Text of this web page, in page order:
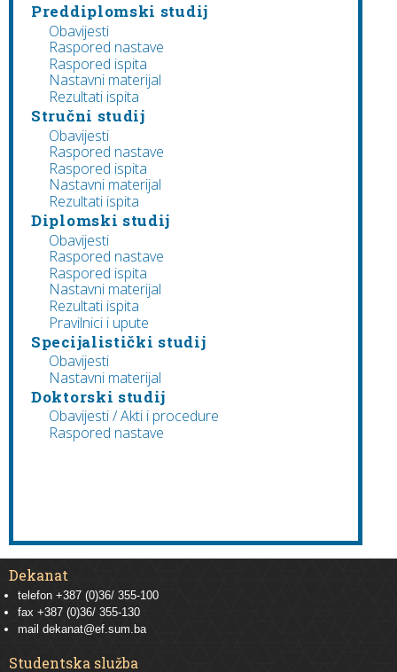
Preddiplomski studij
Obavijesti
Raspored nastave
Raspored ispita
Nastavni materijal
Rezultati ispita
Stručni studij
Obavijesti
Raspored nastave
Raspored ispita
Nastavni materijal
Rezultati ispita
Diplomski studij
Obavijesti
Raspored nastave
Raspored ispita
Nastavni materijal
Rezultati ispita
Pravilnici i upute
Specijalistički studij
Obavijesti
Nastavni materijal
Doktorski studij
Obavijesti / Akti i procedure
Raspored nastave
Dekanat
telefon +387 (0)36/ 355-100
fax +387 (0)36/ 355-130
mail dekanat@ef.sum.ba
Studentska služba